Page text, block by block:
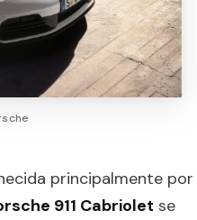
principalmente por
911 Cabriolet se